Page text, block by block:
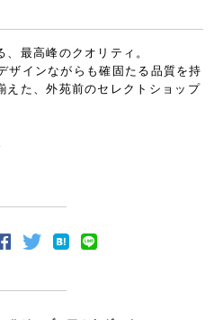
最高峰のクオリティ。
ザインながらも確固たる品質を持
えた、外苑前のセレクトショップ